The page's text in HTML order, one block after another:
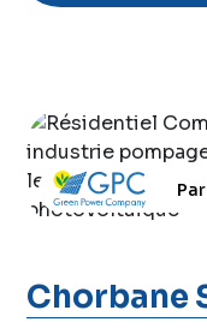
Chorbane